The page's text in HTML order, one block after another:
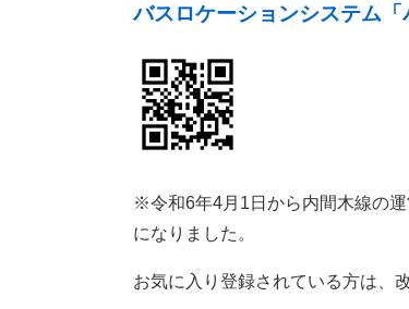
バスロケーションシステム「
※令和6年4月1日から内間木線の
になりました。
お気に入り登録されている方は、